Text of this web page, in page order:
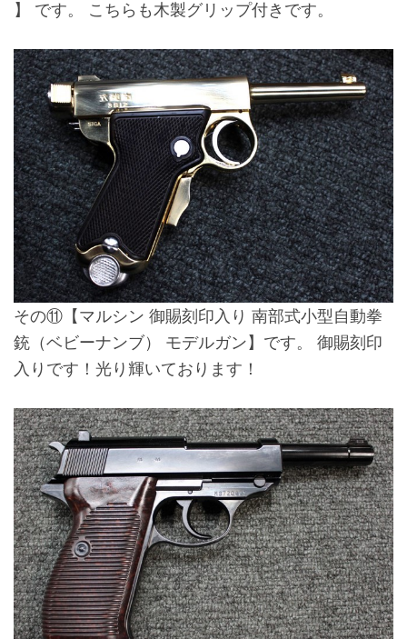
】 です。 こちらも木製グリップ付きです。
その⑪ 【マルシン 御賜刻印入り 南部式小型自動拳
銃（ベビーナンブ） モデルガン】 です。 御賜刻印
入りです！光り輝いております！